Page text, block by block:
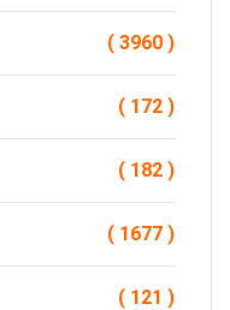
( 3960 )
( 172 )
( 182 )
( 1677 )
( 121 )